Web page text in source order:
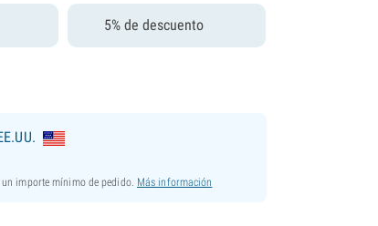
5% de descuento
importe mínimo de pedido. Más información